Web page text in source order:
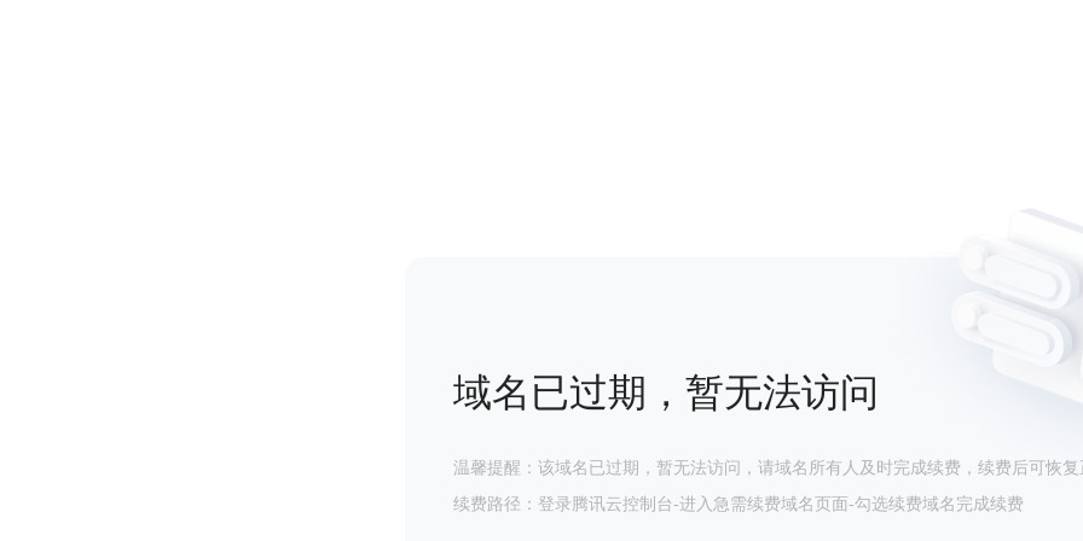
域名已过期，暂无法访问
温馨提醒：该域名已过期，暂无法访问，请域名所有人及时完成续费，续费后可恢复
续费路径：登录腾讯云控制台-进入急需续费域名页面-勾选续费域名完成续费